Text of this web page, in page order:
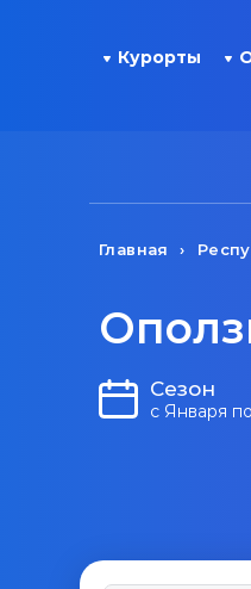
Курорты
Главная
Сезон
с Января